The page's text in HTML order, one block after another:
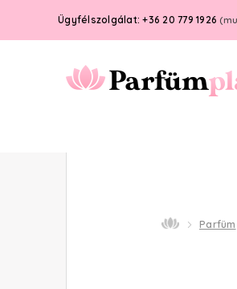
Ügyfélszolgálat: +36 20 779 1926
Parfüm